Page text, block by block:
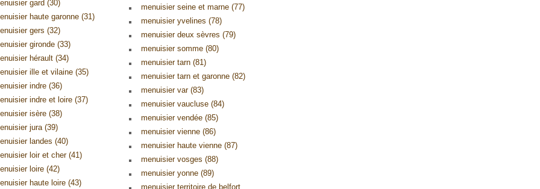
gard (30)
haute garonne (31)
gers (32)
gironde (33)
hérault (34)
ille et vilaine (35)
indre (36)
indre et loire (37)
isère (38)
jura (39)
landes (40)
loir et cher (41)
loire (42)
haute loire (43)
menuisier seine et marne (77)
menuisier yvelines (78)
menuisier deux sèvres (79)
menuisier somme (80)
menuisier tarn (81)
menuisier tarn et garonne (82)
menuisier var (83)
menuisier vaucluse (84)
menuisier vendée (85)
menuisier vienne (86)
menuisier haute vienne (87)
menuisier vosges (88)
menuisier yonne (89)
menuisier territoire de belfort